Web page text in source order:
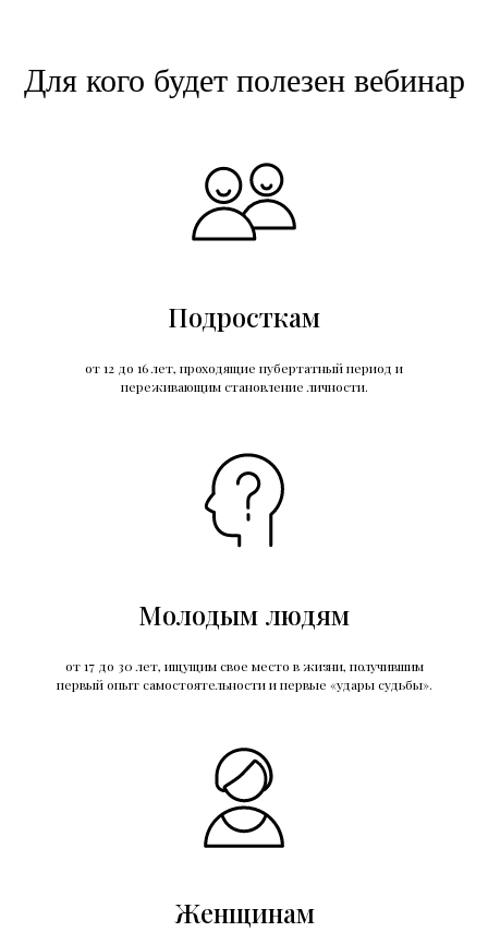
Для кого будет полезен вебинар
Подросткам
от 12 до 16 лет, проходящие пубертатный период и
переживающим становление личности.
Молодым людям
от 17 до 30 лет, ищущим свое место в жизни, получившим
первый опыт самостоятельности и первые «удары судьбы».
Женщинам